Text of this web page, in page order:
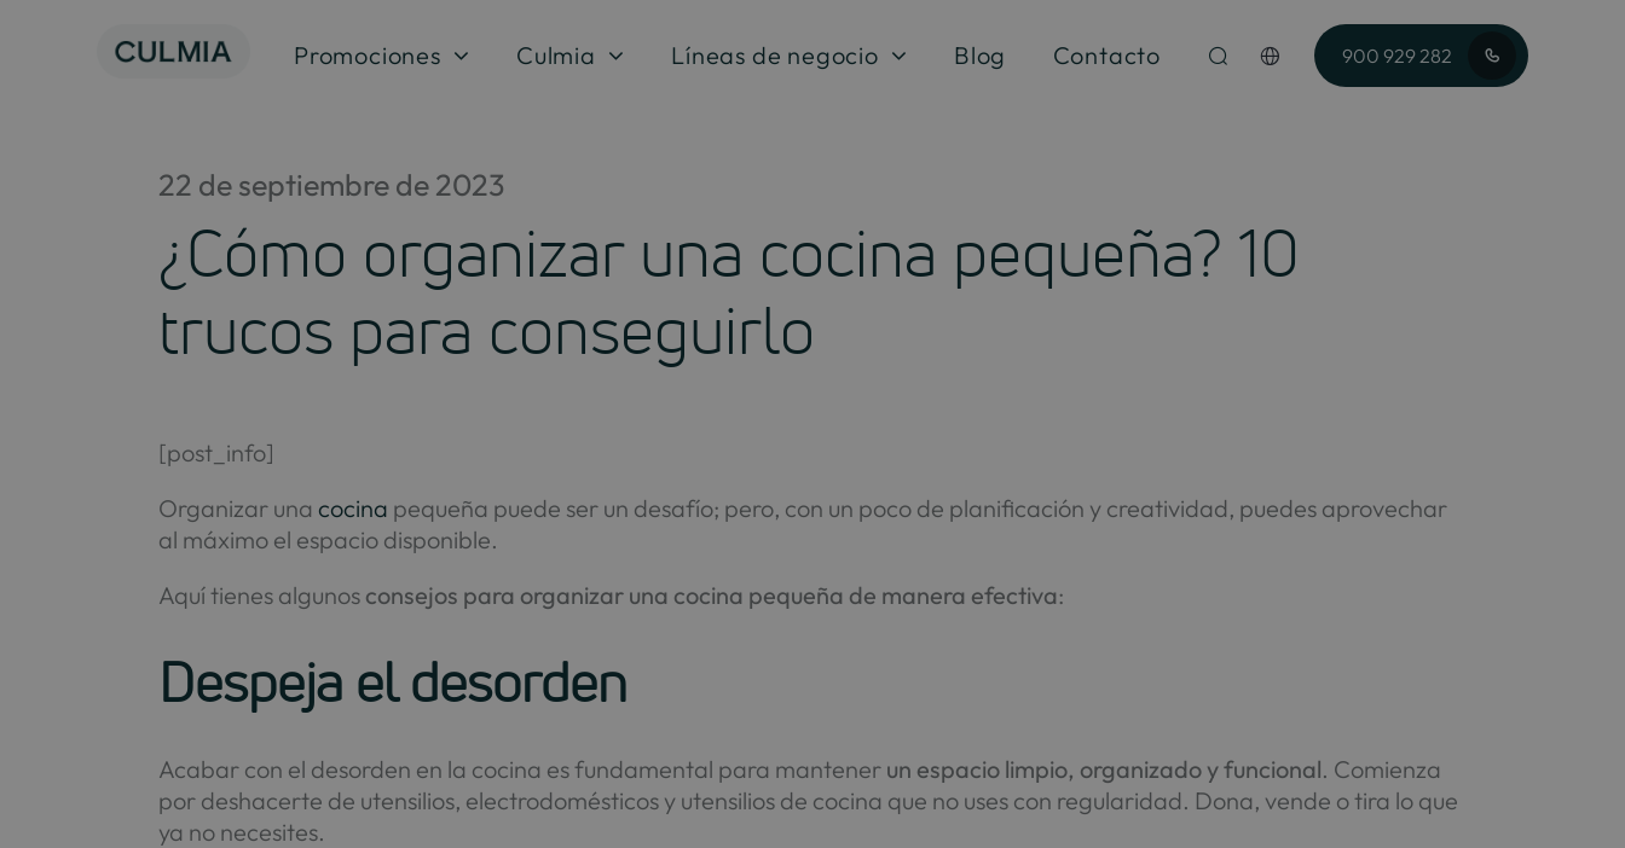
Promociones Culmia Líneas de negocio Blog Contacto 900 929 282
22 de septiembre de 2023
¿Cómo organizar una cocina pequeña? 10
trucos para conseguirlo
[post_info]
Organizar una cocina pequeña puede ser un desafío; pero, con un poco de planificación y creatividad, puedes aprovechar
al máximo el espacio disponible.
Aquí tienes algunos consejos para organizar una cocina pequeña de manera efectiva:
Despeja el desorden
Acabar con el desorden en la cocina es fundamental para mantener un espacio limpio, organizado y funcional. Comienza
por deshacerte de utensilios, electrodomésticos y utensilios de cocina que no uses con regularidad. Dona, vende o tira lo que
ya no necesites.